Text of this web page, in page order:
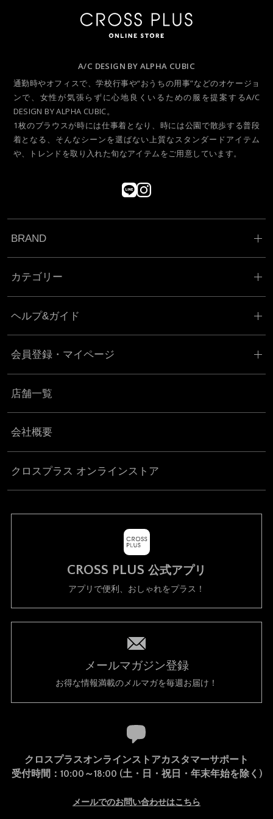
A/C DESIGN BY ALPHA CUBIC
通勤時やオフィスで、学校行事や“おうちの用事”などのオケージョ
ンで、 女性が気張らずに心地良くいるための服を提案するA/C
DESIGN BY ALPHA CUBIC。
1枚のブラウスが時には仕事着となり、時には公園で散歩する普段
着となる、 そんなシーンを選ばない上質なスタンダードアイテム
や、トレンドを取り入れた旬なアイテムをご用意しています。
BRAND
カテゴリー
ヘルプ&ガイド
会員登録・マイページ
店舗一覧
会社概要
クロスプラス オンラインストア
CROSS PLUS 公式アプリ
アプリで便利、おしゃれをプラス！
メールマガジン登録
お得な情報満載のメルマガを毎週お届け！
クロスプラスオンラインストアカスタマーサポート
受付時間：10:00～18:00 (土・日・祝日・年末年始を除く)
メールでのお問い合わせはこちら